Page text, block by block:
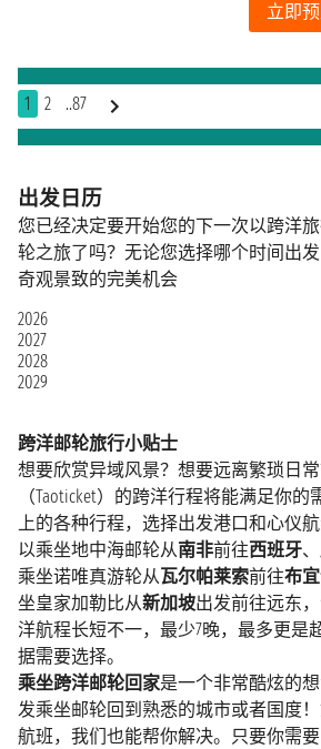
立即
1 2 ..87
出发日历
您已经决定要开始您的下一次以跨洋
轮之旅了吗？无论您选择哪个时间出
奇观景致的完美机会
2026
2027
2028
2029
跨洋邮轮旅行小贴士
想要欣赏异域风景？想要远离繁琐日
（Taoticket）的跨洋行程将能满足你
上的各种行程，选择出发港口和心仪
以乘坐地中海邮轮从南非前往西班牙、
乘坐诺唯真游轮从瓦尔帕莱索前往布
坐皇家加勒比从新加坡出发前往远东
洋航程长短不一，最少7晚，最多更是
据需要选择。
乘坐跨洋邮轮回家是一个非常酷炫的
发乘坐邮轮回到熟悉的城市或者国度
航班，我们也能帮你解决。只要你需